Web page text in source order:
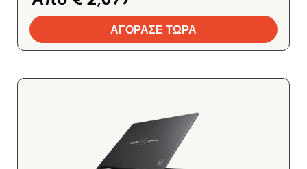
ΑΓΟΡΑΣΕ ΤΩΡΑ